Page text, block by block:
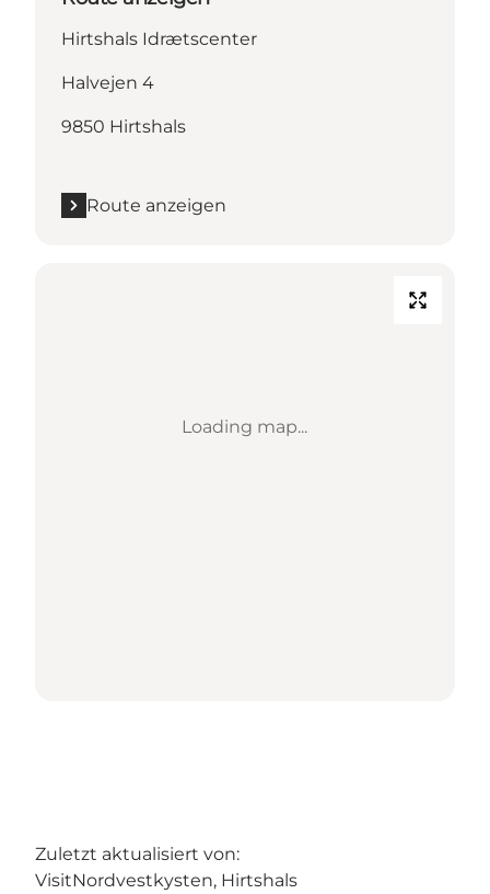
Hirtshals Idrætscenter
Halvejen 4
9850 Hirtshals
Route anzeigen
Loading map...
Zuletzt aktualisiert von:
VisitNordvestkysten, Hirtshals